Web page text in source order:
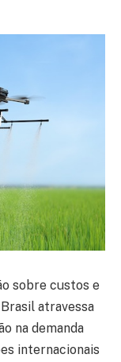
sobre custos e
atravessa
na demanda
internacionais